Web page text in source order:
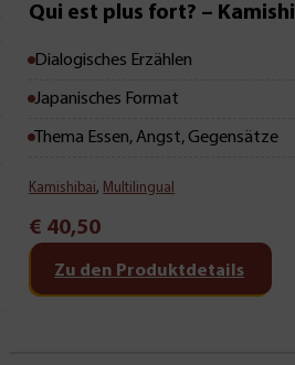
Qui est plus fort? –
Dialogisches Erzählen
Japanisches Format
Thema Essen, Angst, Gegensätze
Kamishibai, Multilingual
€ 40,50
Zu den Produktdetails